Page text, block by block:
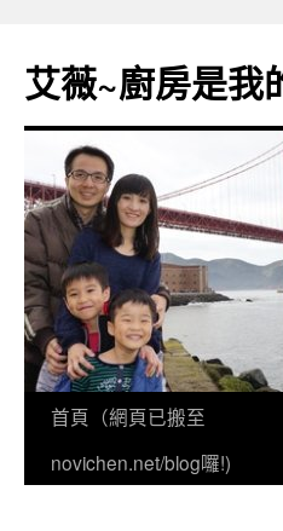
主
要
艾薇~廚房是我
首頁（網頁已搬至
novichen.net/blog囉!)